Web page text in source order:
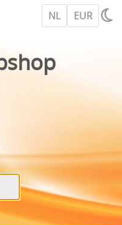
NL EUR